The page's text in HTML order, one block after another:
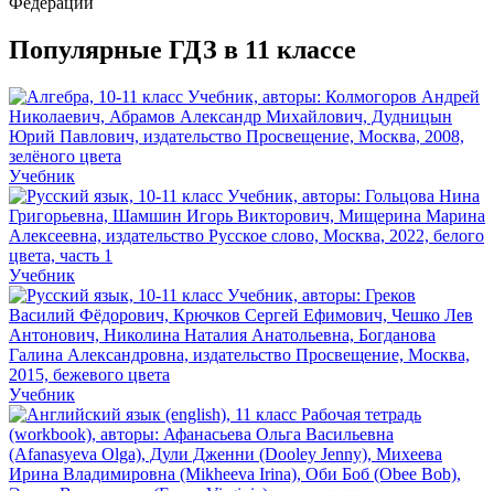
Популярные ГДЗ в 11 классе
Учебник
Учебник
Учебник